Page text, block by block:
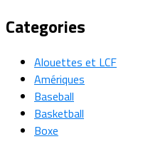
Categories
Alouettes et LCF
Amériques
Baseball
Basketball
Boxe